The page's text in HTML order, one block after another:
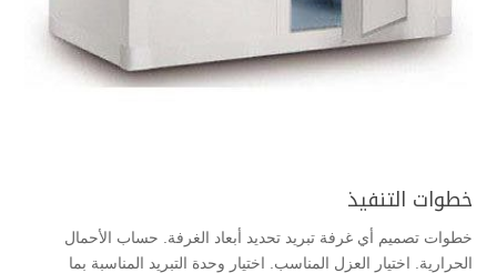
خطوات التنفيذ
خطوات تصميم أي غرفة تبريد تحديد أبعاد الغرفة. حساب الأحمال
الحرارية. اختيار العزل المناسب. اختيار وحدة التبريد المناسبة بما